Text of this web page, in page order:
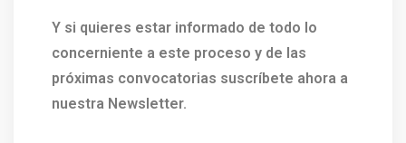
Y si quieres estar informado de todo lo
concerniente a este proceso y de las
próximas convocatorias suscríbete ahora a
nuestra Newsletter.